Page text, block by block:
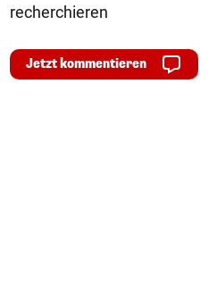
recherchieren
Jetzt kommentieren